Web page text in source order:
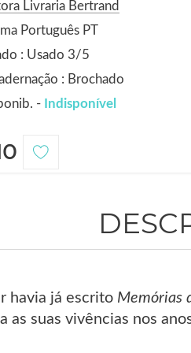
Livraria Bertrand
Português PT
: Usado 3/5
: Brochado
- Indisponível
havia já escrito Memórias
as suas vivências nos